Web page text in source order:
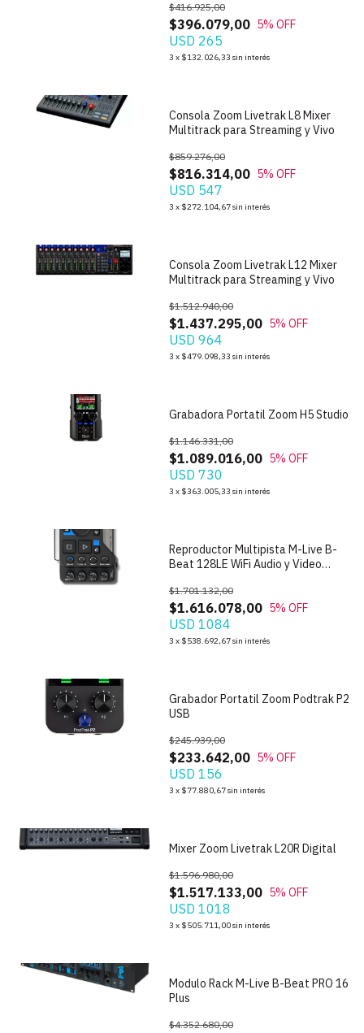
$396.079,00
$416.925,00
5% OFF
USD 265
3 x $132.026,33 sin interés
Consola Zoom Livetrak L8 Mixer
Multitrack para Streaming y Vivo
$816.314,00
$859.276,00
5% OFF
USD 547
3 x $272.104,67sin interés
Consola Zoom Livetrak L12 Mixer
Multitrack para Streaming y Vivo
$1.437.295,00
$1.512.940,00
5% OFF
USD 964
3 x $479.098,33 sin interés
Grabadora Portatil Zoom H5 Studio
$1.089.016,00
$1.146.331,00
5% OFF
USD 730
3 x $363.005,33 sin interés
Reproductor Multipista M-Live B-
Beat 128LE WiFi Audio y Video
$1.616.078,00
$1.701.132,00
5% OFF
USD 1084
3 x $538.692,67sin interés
Grabador Portatil Zoom Podtrak P2
USB
$233.642,00
$245.939,00
5% OFF
USD 156
3 x $77.880,67sin interés
Mixer Zoom Livetrak L20R Digital
$1.517.133,00
$1.596.980,00
5% OFF
USD 1018
3 x $505.711,00sin interés
Modulo Rack M-Live B-Beat PRO 16
Plus
$4.352.680,00